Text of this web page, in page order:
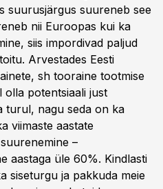
suurusjärgus suureneb see
nii Euroopas kui ka
siis impordivad paljud
Arvestades Eesti
sh tooraine tootmise
olla potentsiaali just
turul, nagu seda on ka
viimaste aastate
–
aastaga üle 60%. Kindlasti
siseturgu ja pakkuda meie